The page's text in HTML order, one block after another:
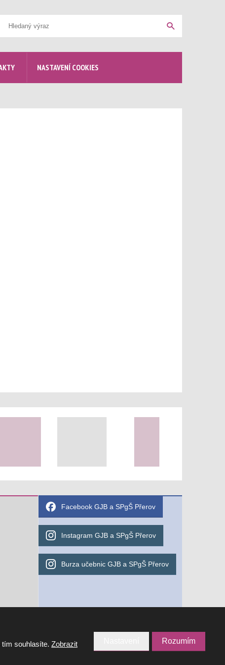
Hledat
NASTAVENÍ COOKIES
Facebook GJB a SPgŠ Přerov
Instagram GJB a SPgŠ Přerov
Burza učebnic GJB a SPgŠ Přerov
VYROBILA
souhlasíte. Zobrazit
Rozumím